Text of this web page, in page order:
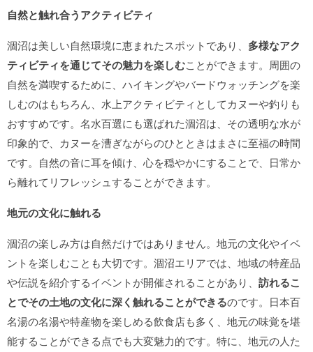
自然と触れ合うアクティビティ
涸沼は美しい自然環境に恵まれたスポットであり、 多様なアク
ティビティを通じてその魅力を楽しむことができます。周囲の
自然を満喫するために、ハイキングやバードウォッチングを楽
しむのはもちろん、水上アクティビティとしてカヌーや釣りも
おすすめです。名水百選にも選ばれた涸沼は、その透明な水が
印象的で、カヌーを漕ぎながらのひとときはまさに至福の時間
です。自然の音に耳を傾け、心を穏やかにすることで、日常か
ら離れてリフレッシュすることができます。
地元の文化に触れる
涸沼の楽しみ方は自然だけではありません。地元の文化やイベ
ントを楽しむことも大切です。涸沼エリアでは、地域の特産品
や伝説を紹介するイベントが開催されることがあり、 訪れるこ
とでその土地の文化に深く触れることができるのです。日本百
名湯の名湯や特産物を楽しめる飲食店も多く、地元の味覚を堪
能することができる点でも大変魅力的です。特に、地元の人た